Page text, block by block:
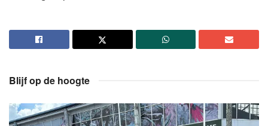
Blijf op de hoogte